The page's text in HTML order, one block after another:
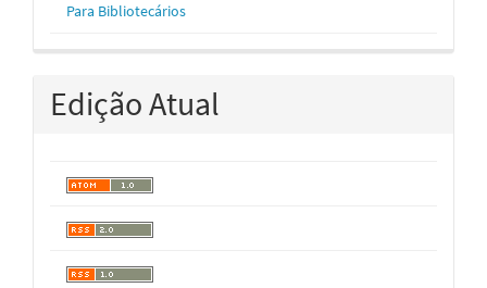
Para Bibliotecários
Edição Atual